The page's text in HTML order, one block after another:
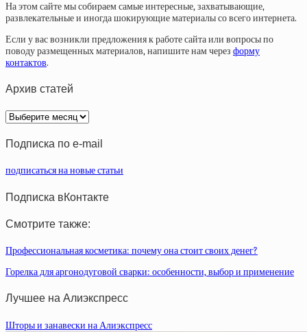
На этом сайте мы собираем самые интересные, захватывающие,
развлекательные и иногда шокирующие материалы со всего интернета.
Если у вас возникли предложения к работе сайта или вопросы по
поводу размещенных материалов, напишите нам через форму
контактов.
Архив статей
Архив
статей
Подписка по e-mail
подписаться на новые статьи
Подписка вКонтакте
Смотрите также:
Профессиональная косметика: почему она стоит своих денег?
Горелка для аргонодуговой сварки: особенности, выбор и применение
Лучшее на Алиэкспресс
Шторы и занавески на Алиэкспресс